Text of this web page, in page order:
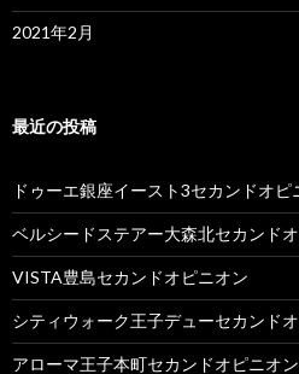
2021年2月
最近の投稿
ドゥーエ銀座イースト3セカンドオピ
ベルシードステアー大森北セカンド
VISTA豊島セカンドオピニオン
シティウォーク王子デューセカンド
アローマ王子本町セカンドオピニオン